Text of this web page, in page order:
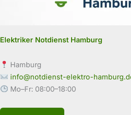
Elektriker Notdienst Hamburg
Hamburg
info@notdienst-elektro-
Mo–Fr: 08:00–18:00